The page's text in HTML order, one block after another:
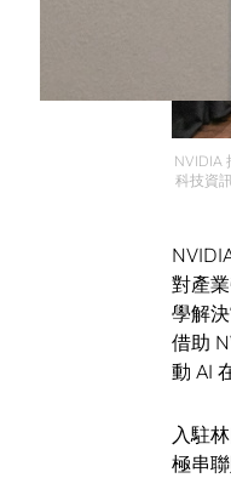
NVIDIA
科技資
對產
學解
借助
動 AI
入駐
極串